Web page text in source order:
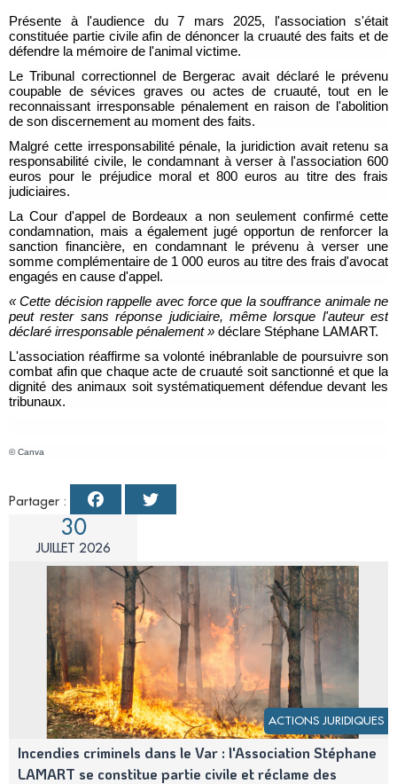
Présente à l'audience du 7 mars 2025, l'association s'était
constituée partie civile afin de dénoncer la cruauté des faits et de
défendre la mémoire de l'animal victime.
Le Tribunal correctionnel de Bergerac avait déclaré le prévenu
coupable de sévices graves ou actes de cruauté, tout en le
reconnaissant irresponsable pénalement en raison de l'abolition
de son discernement au moment des faits.
Malgré cette irresponsabilité pénale, la juridiction avait retenu sa
responsabilité civile, le condamnant à verser à l'association 600
euros pour le préjudice moral et 800 euros au titre des frais
judiciaires.
La Cour d'appel de Bordeaux a non seulement confirmé cette
condamnation, mais a également jugé opportun de renforcer la
sanction financière, en condamnant le prévenu à verser une
somme complémentaire de 1 000 euros au titre des frais d'avocat
engagés en cause d'appel.
« Cette décision rappelle avec force que la souffrance animale ne
peut rester sans réponse judiciaire, même lorsque l'auteur est
déclaré irresponsable pénalement » déclare Stéphane LAMART.
L'association réaffirme sa volonté inébranlable de poursuivre son
combat afin que chaque acte de cruauté soit sanctionné et que la
dignité des animaux soit systématiquement défendue devant les
tribunaux.
©Canva
Partager :
30
JUILLET 2026
ACTIONS JURIDIQUES
Incendies criminels dans le Var : l'Association Stéphane
LAMART se constitue partie civile et réclame des